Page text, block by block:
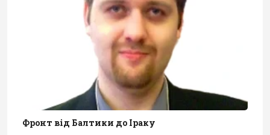
Фронт від Балтики до Іраку